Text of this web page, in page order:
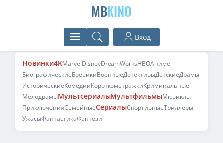
MBKINO
Вход
Новинки4KMarvelDisneyDreamWorksHBOАниме
БиографическиеБоевикиВоенныеДетективыДетскиеДрамы
ИсторическиеКомедииКороткометражкиКриминальные
МелодрамыМультсериалыМультфильмыМюзиклы
ПриключенияСемейныеСериалыСпортивныеТриллеры
УжасыФантастикаФэнтези